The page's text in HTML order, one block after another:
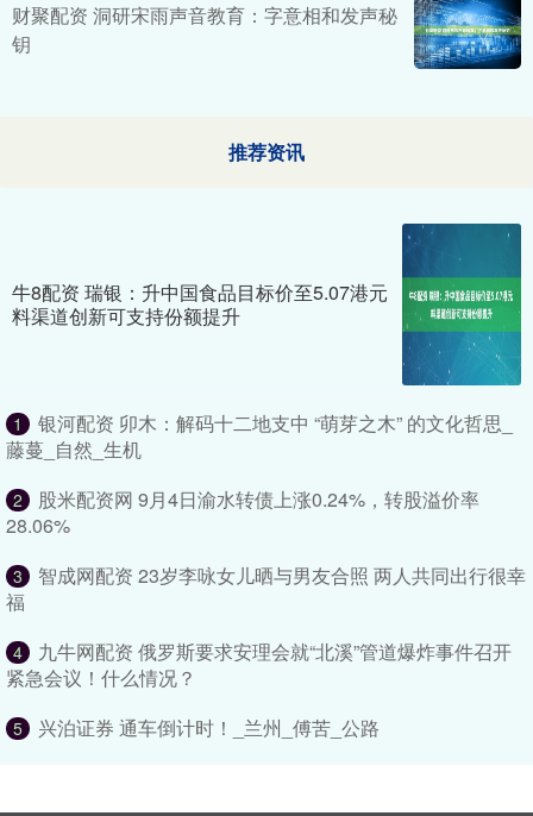
财聚配资 洞研宋雨声音教育：字意相和发声秘
钥
推荐资讯
牛8配资 瑞银：升中国食品目标价至5.07港元
料渠道创新可支持份额提升
1
银河配资 卯木：解码十二地支中 “萌芽之木” 的文化哲思_
藤蔓_自然_生机
2
股米配资网 9月4日渝水转债上涨0.24%，转股溢价率
28.06%
3
智成网配资 23岁李咏女儿晒与男友合照 两人共同出行很幸
福
4
九牛网配资 俄罗斯要求安理会就“北溪”管道爆炸事件召开
紧急会议！什么情况？
5 兴泊证券 通车倒计时！_兰州_傅苦_公路